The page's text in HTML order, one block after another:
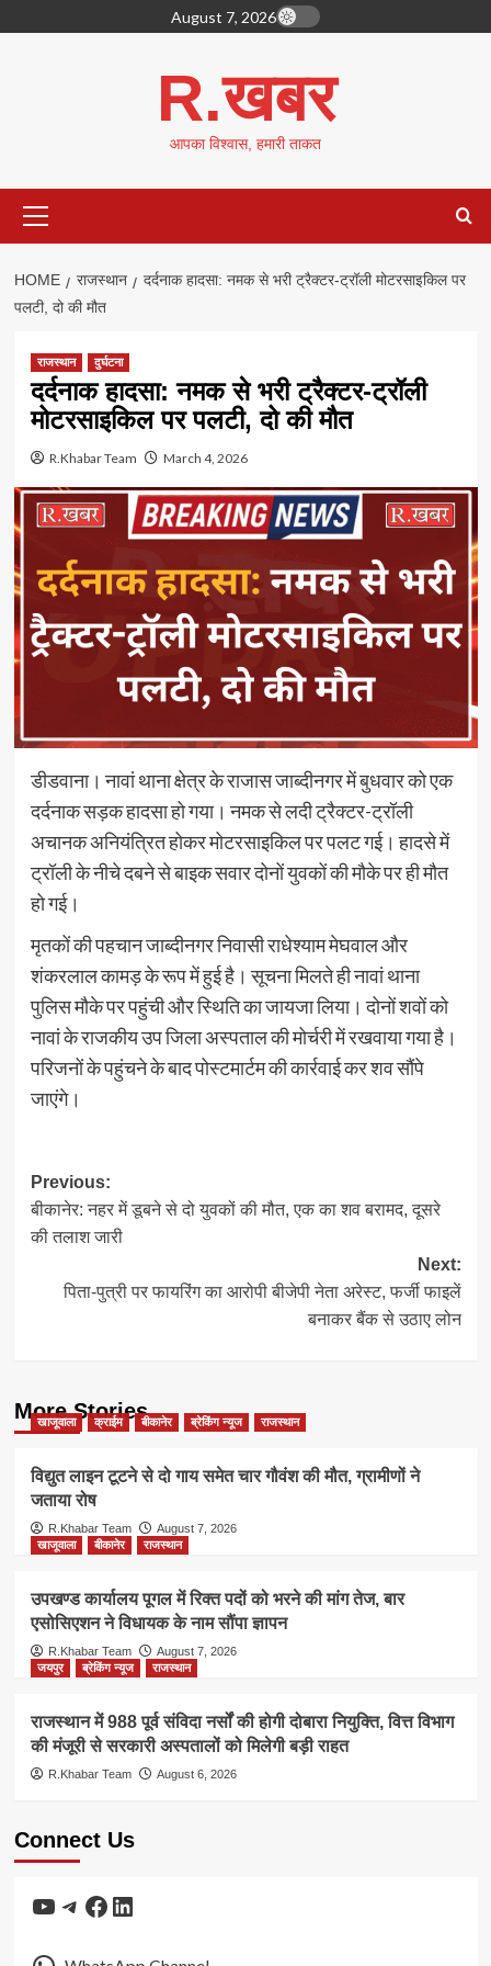
to
August 7, 2026
R.खबर
आपका विश्वास, हमारी ताकत
Menu
HOME राजस्थान
दर्दनाक हादसा: नमक से भरी ट्रैक्टर-ट्रॉली मोटरसाइकिल पर
पलटी, दो की मौत
राजस्थान दुर्घटना
दर्दनाक हादसा: नमक से भरी ट्रैक्टर-ट्रॉली
मोटरसाइकिल पर पलटी, दो की मौत
R.Khabar Team March 4, 2026
डीडवाना। नावां थाना क्षेत्र के राजास जाब्दीनगर में बुधवार को एक
दर्दनाक सड़क हादसा हो गया। नमक से लदी ट्रैक्टर-ट्रॉली
अचानक अनियंत्रित होकर मोटरसाइकिल पर पलट गई। हादसे में
ट्रॉली के नीचे दबने से बाइक सवार दोनों युवकों की मौके पर ही मौत
हो गई।
मृतकों की पहचान जाब्दीनगर निवासी राधेश्याम मेघवाल और
शंकरलाल कामड़ के रूप में हुई है। सूचना मिलते ही नावां थाना
पुलिस मौके पर पहुंची और स्थिति का जायजा लिया। दोनों शवों को
नावां के राजकीय उप जिला अस्पताल की मोर्चरी में रखवाया गया है।
परिजनों के पहुंचने के बाद पोस्टमार्टम की कार्रवाई कर शव सौंपे
जाएंगे।
Post
navigation
Previous:
बीकानेर: नहर में डूबने से दो युवकों की मौत, एक का शव बरामद, दूसरे
की तलाश जारी
Next:
पिता-पुत्री पर फायरिंग का आरोपी बीजेपी नेता अरेस्ट, फर्जी फाइलें
बनाकर बैंक से उठाए लोन
More Stories
खाजूवाला क्राईम बीकानेर ब्रेकिंग न्यूज राजस्थान
विद्युत लाइन टूटने से दो गाय समेत चार गौवंश की मौत, ग्रामीणों ने
जताया रोष
R.Khabar Team
August 7, 2026
खाजूवाला
बीकानेर राजस्थान
उपखण्ड कार्यालय पूगल में रिक्त पदों को भरने की मांग तेज, बार
एसोसिएशन ने विधायक के नाम सौंपा ज्ञापन
R.Khabar Team
August 7, 2026
जयपुर
ब्रेकिंग न्यूज राजस्थान
राजस्थान में 988 पूर्व संविदा नर्सों की होगी दोबारा नियुक्ति, वित्त विभाग
की मंजूरी से सरकारी अस्पतालों को मिलेगी बड़ी राहत
R.Khabar Team August 6, 2026
Connect Us
YouTube
Telegram
Facebook
LinkedIn